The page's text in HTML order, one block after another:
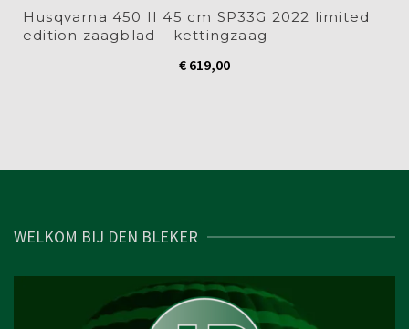
Husqvarna 450 II 45 cm SP33G 2022 limited
edition zaagblad – kettingzaag
€ 619,00
WELKOM BIJ DEN BLEKER